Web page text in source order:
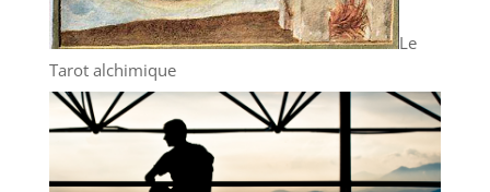
Le
Tarot alchimique